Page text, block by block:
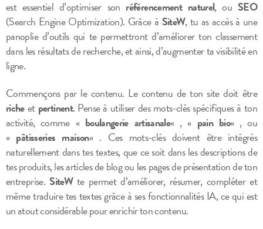
est essentiel d’optimiser son référencement naturel, ou SEO
(Search Engine Optimization). Grâce à SiteW, tu as accès à une
panoplie d’outils qui te permettront d’améliorer ton classement
dans les résultats de recherche, et ainsi, d’augmenter ta visibilité en
ligne.
Commençons par le contenu. Le contenu de ton site doit être
richeet pertinent. Pense à utiliser des mots-clés spécifiques à ton
activité, comme « boulangerie artisanale« , « pain bio« , ou
« pâtisseries maison« . Ces mots-clés doivent être intégrés
naturellement dans tes textes, que ce soit dans les descriptions de
tes produits, les articles de blog ou les pages de présentation de ton
entreprise. SiteWte permet d’améliorer, résumer, compléter et
même traduire tes textes grâce à ses fonctionnalités IA, ce qui est
un atout considérable pour enrichir ton contenu.